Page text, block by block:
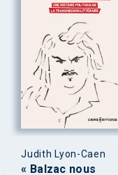
Judith Lyon-Caen
« Balzac nous